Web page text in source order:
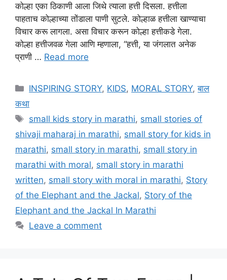
कोल्हा एका ठिकाणी आला जिथे त्याला हत्ती दिसला. हत्तीला
पाहताच कोल्हाच्या तोंडाला पाणी सुटले. कोल्हाळ हत्तीला खाण्याचा
विचार करू लागला. असा विचार करून कोल्हा हत्तीकडे गेला.
कोल्हा हत्तीजवळ गेला आणि म्हणाला, “हत्ती, या जंगलात अनेक
प्राणी … Read more
Categories
INSPIRING STORY, KIDS, MORAL STORY,बाल
कथा
Tags
small kids story in marathi, small stories of
shivaji maharaj in marathi, small story for kids in
marathi, small story in marathi, small story in
marathi with moral, small story in marathi
written, small story with moral in marathi, Story
of the Elephant and the Jackal, Story of the
Elephant and the Jackal In Marathi
Leave a comment